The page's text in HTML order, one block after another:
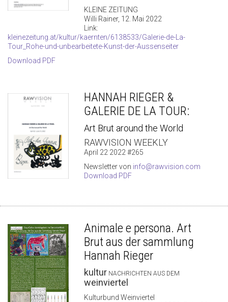
KLEINE ZEITUNG
Willi Rainer, 12. Mai 2022
Link:
kleinezeitung.at/kultur/kaernten/6138533/Galerie-de-La-
Tour_Rohe-und-unbearbeitete-Kunst-der-Aussenseiter
Download PDF
HANNAH RIEGER &
GALERIE DE LA TOUR:
Art Brut around the World
RAWVISION WEEKLY
April 22 2022 #265
Newsletter von info@rawvision.com
Download PDF
Animale e persona. Art
Brut aus der sammlung
Hannah Rieger
kultur NACHRICHTEN AUS DEM
weinviertel
Kulturbund Weinviertel